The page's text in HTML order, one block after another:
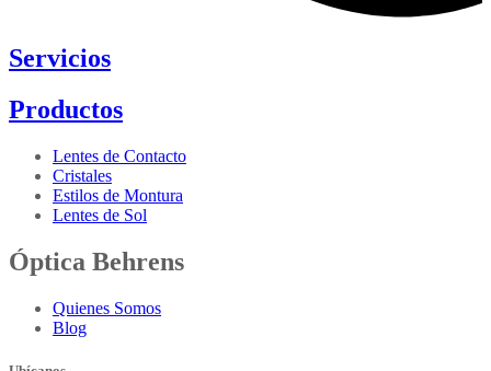
Servicios
Productos
Lentes de Contacto
Cristales
Estilos de Montura
Lentes de Sol
Óptica Behrens
Quienes Somos
Blog